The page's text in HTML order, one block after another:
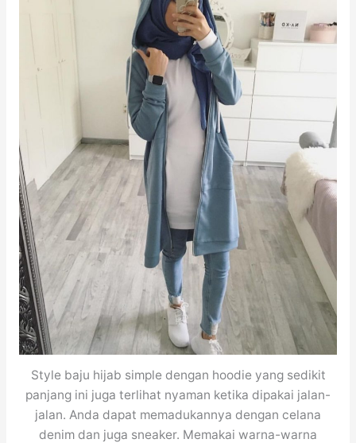
Style baju hijab simple dengan hoodie yang sedikit
panjang ini juga terlihat nyaman ketika dipakai jalan-
jalan. Anda dapat memadukannya dengan celana
denim dan juga sneaker. Memakai warna-warna